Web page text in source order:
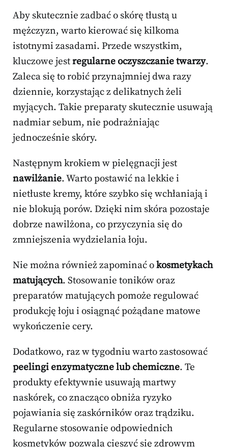
Aby skutecznie zadbać o skórę tłustą u
mężczyzn, warto kierować się kilkoma
istotnymi zasadami. Przede wszystkim,
kluczowe jestregularne oczyszczanie twarzy.
Zaleca się to robić przynajmniej dwa razy
dziennie, korzystając z delikatnych żeli
myjących. Takie preparaty skutecznie usuwają
nadmiar sebum, nie podrażniając
jednocześnie skóry.
Następnym krokiem w pielęgnacji jest
nawilżanie. Warto postawić na lekkie i
nietłuste kremy, które szybko się wchłaniają i
nie blokują porów. Dzięki nim skóra pozostaje
dobrze nawilżona, co przyczynia się do
zmniejszenia wydzielania łoju.
Nie można również zapominać okosmetykach
matujących. Stosowanie toników oraz
preparatów matujących pomoże regulować
produkcję łoju i osiągnąć pożądane matowe
wykończenie cery.
Dodatkowo, raz w tygodniu warto zastosować
peelingi enzymatyczne lub chemiczne. Te
produkty efektywnie usuwają martwy
naskórek, co znacząco obniża ryzyko
pojawiania się zaskórników oraz trądziku.
Regularne stosowanie odpowiednich
kosmetyków pozwala cieszyć się zdrowym